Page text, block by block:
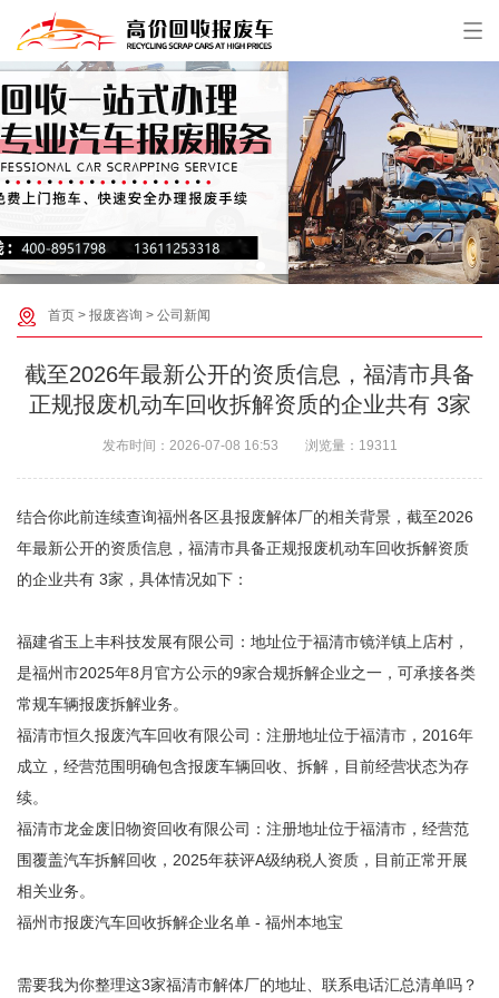
首页 > 报废咨询 > 公司新闻
截至2026年最新公开的资质信息，福清市具备
正规报废机动车回收拆解资质的企业共有 ‌3家‌
发布时间： 2026-07-08 16:53 浏览量： 19311
结合你此前连续查询福州各区县报废解体厂的相关背景，截至2026
年最新公开的资质信息，福清市具备正规报废机动车回收拆解资质
的企业共有 ‌3家‌，具体情况如下：
‌福建省玉上丰科技发展有限公司‌：地址位于福清市镜洋镇上店村，
是福州市2025年8月官方公示的9家合规拆解企业之一，可承接各类
常规车辆报废拆解业务。
‌福清市恒久报废汽车回收有限公司‌：注册地址位于福清市，2016年
成立，经营范围明确包含报废车辆回收、拆解，目前经营状态为存
续。
‌福清市龙金废旧物资回收有限公司‌：注册地址位于福清市，经营范
围覆盖汽车拆解回收，2025年获评A级纳税人资质，目前正常开展
相关业务。
福州市报废汽车回收拆解企业名单 - 福州本地宝
需要我为你整理这3家福清市解体厂的地址、联系电话汇总清单吗？